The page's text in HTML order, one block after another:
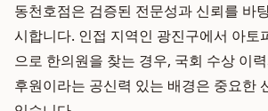
동천호점은 검증된 전문성과 신뢰를 바
시합니다. 인접 지역인 광진구에서 아토
으로 한의원을 찾는 경우, 국회 수상 이
후원이라는 공신력 있는 배경은 중요한